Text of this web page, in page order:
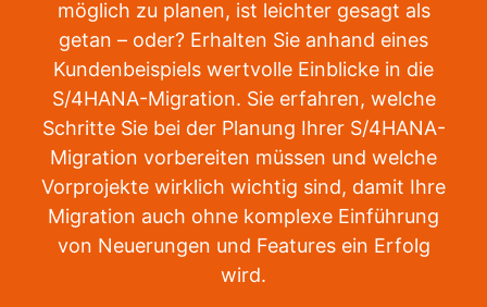
möglich zu planen, ist leichter gesagt als
getan – oder? Erhalten Sie anhand eines
Kundenbeispiels wertvolle Einblicke in die
S/4HANA-Migration. Sie erfahren, welche
Schritte Sie bei der Planung Ihrer S/4HANA-
Migration vorbereiten müssen und welche
Vorprojekte wirklich wichtig sind, damit Ihre
Migration auch ohne komplexe Einführung
von Neuerungen und Features ein Erfolg
wird.